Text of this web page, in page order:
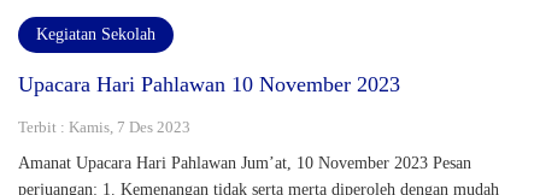
Kegiatan Sekolah
Upacara Hari Pahlawan 10 November 2023
Terbit : Kamis, 7 Des 2023
Amanat Upacara Hari Pahlawan Jum’at, 10 November 2023 Pesan
perjuangan: 1. Kemenangan tidak serta merta diperoleh dengan mudah